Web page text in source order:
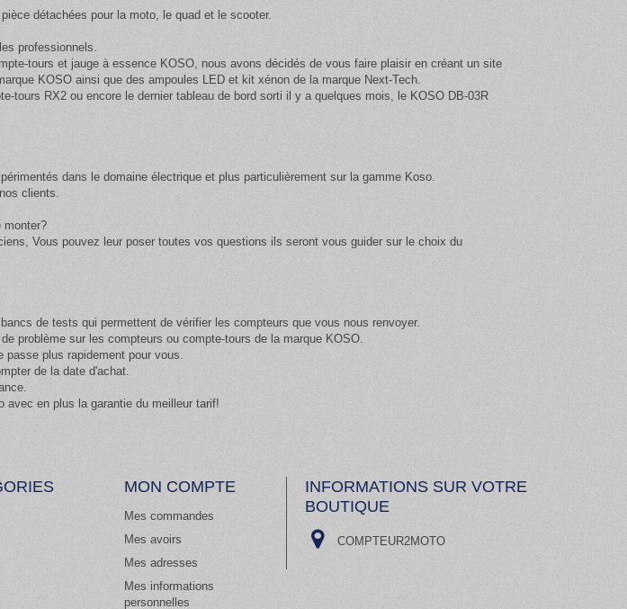
détachées pour la moto, le quad et le scooter.
professionnels.
tours et jauge à essence KOSO, nous avons décidés de vous faire plaisir en créant un site
KOSO ainsi que des ampoules LED et kit xénon de la marque Next-Tech.
tours RX2 ou encore le dernier tableau de bord sorti il y a quelques mois, le KOSO DB-03R
dans le domaine électrique et plus particulièrement sur la gamme Koso.
clients.
monter?
Vous pouvez leur poser toutes vos questions ils seront vous guider sur le choix du
de tests qui permettent de vérifier les compteurs que vous nous renvoyer.
problème sur les compteurs ou compte-tours de la marque KOSO.
passe plus rapidement pour vous.
de la date d'achat.
avec en plus la garantie du meilleur tarif!
MON COMPTE
Mes commandes
Mes avoirs
Mes adresses
Mes informations
personnelles
INFORMATIONS SUR VOTRE
BOUTIQUE
COMPTEUR2MOTO